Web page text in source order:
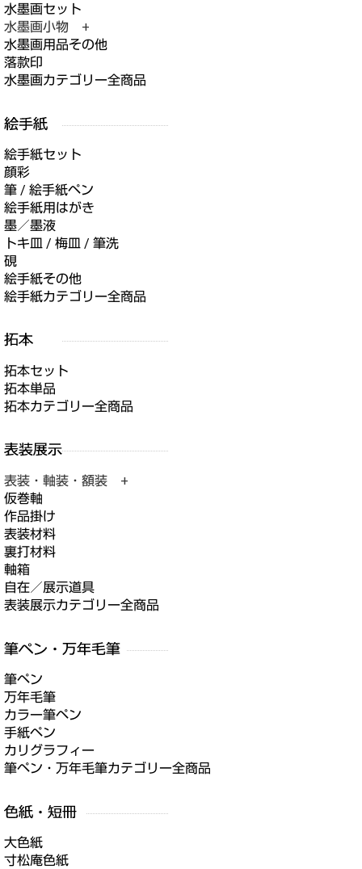
水墨画セット
水墨画小物 +
水墨画用品その他
落款印
水墨画カテゴリー全商品
絵手紙セット
顔彩
筆 / 絵手紙ペン
絵手紙用はがき
墨／墨液
トキ皿 / 梅皿 / 筆洗
硯
絵手紙その他
絵手紙カテゴリー全商品
拓本セット
拓本単品
拓本カテゴリー全商品
表装・軸装・額装 +
仮巻軸
作品掛け
表装材料
裏打材料
軸箱
自在／展示道具
表装展示カテゴリー全商品
筆ペン
万年毛筆
カラー筆ペン
手紙ペン
カリグラフィー
筆ペン・万年毛筆カテゴリー全商品
大色紙
寸松庵色紙